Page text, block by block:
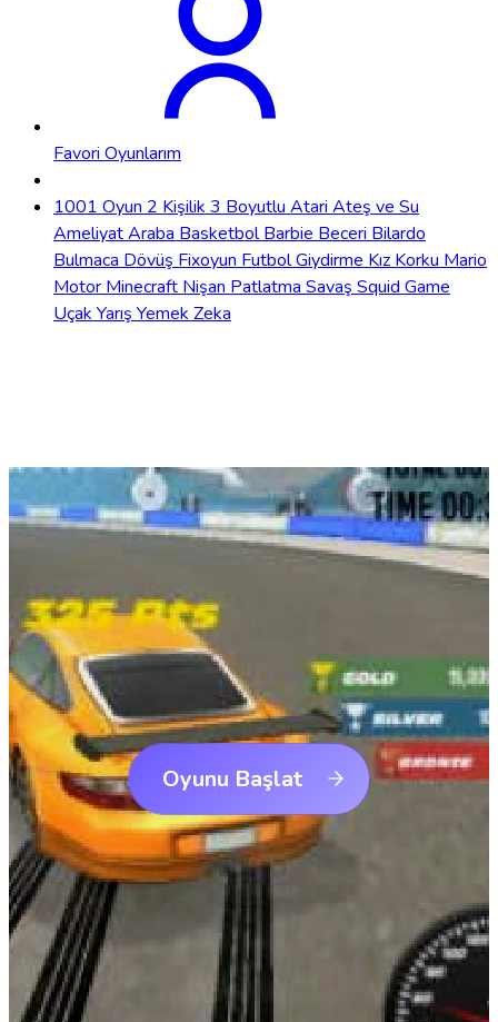
Favori Oyunlarım
1001 Oyun 2 Kişilik 3 Boyutlu Atari Ateş ve Su
AmeliyatAraba BasketbolBarbie Beceri Bilardo
Bulmaca Dövüş Fixoyun FutbolGiydirme Kız Korku Mario
Motor Minecraft Nişan Patlatma Savaş Squid Game
Uçak Yarış Yemek Zeka